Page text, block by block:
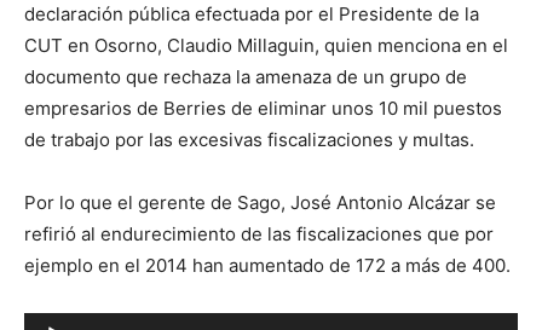
declaración pública efectuada por el Presidente de la
CUT en Osorno, Claudio Millaguin, quien menciona en el
documento que rechaza la amenaza de un grupo de
empresarios de Berries de eliminar unos 10 mil puestos
de trabajo por las excesivas fiscalizaciones y multas.
Por lo que el gerente de Sago, José Antonio Alcázar se
refirió al endurecimiento de las fiscalizaciones que por
ejemplo en el 2014 han aumentado de 172 a más de 400.